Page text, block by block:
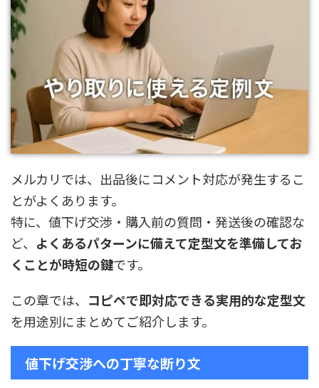
メルカリでは、出品後にコメント対応が発生するこ
とがよくあります。
特に、値下げ交渉・購入前の質問・発送後の確認な
ど、 よくあるパターンに備えて定型文を準備してお
くことが時短の鍵です。
この章では、 コピペで即対応できる実用的な定型文
を用途別にまとめてご紹介します。
値下げ交渉への丁寧な断り文